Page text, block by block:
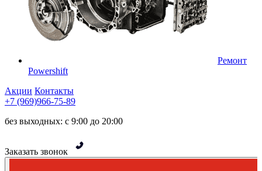
Ремонт
Powershift
Акции Контакты
+7 (969)966-75-89
без выходных: с 9:00 до 20:00
Заказать звонок